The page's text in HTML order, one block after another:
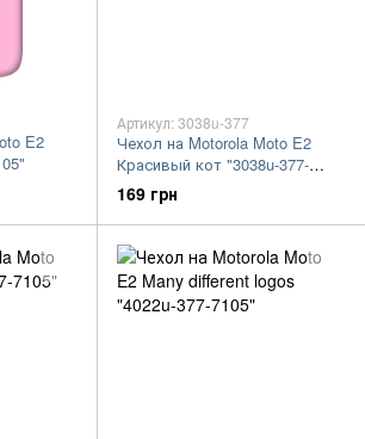
E2
Артикул: 3038u-377
Чехол на Motorola Moto E2
Красивый кот "3038u-377-
7105"
169 грн